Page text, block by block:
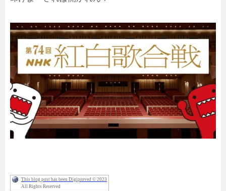
This blog post has been Digiproved © 2023
All Rights Reserved